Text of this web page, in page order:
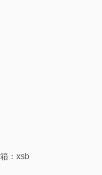
：xsb